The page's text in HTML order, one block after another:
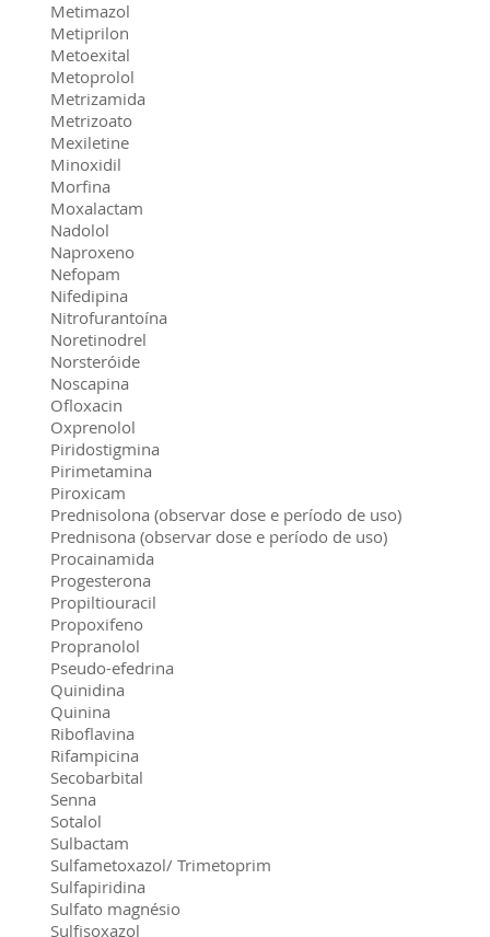
Metimazol
Metiprilon
Metoexital
Metoprolol
Metrizamida
Metrizoato
Mexiletine
Minoxidil
Morfina
Moxalactam
Nadolol
Naproxeno
Nefopam
Nifedipina
Nitrofurantoína
Noretinodrel
Norsteróide
Noscapina
Ofloxacin
Oxprenolol
Piridostigmina
Pirimetamina
Piroxicam
Prednisolona (observar dose e período de uso)
Prednisona (observar dose e período de uso)
Procainamida
Progesterona
Propiltiouracil
Propoxifeno
Propranolol
Pseudo-efedrina
Quinidina
Quinina
Riboflavina
Rifampicina
Secobarbital
Senna
Sotalol
Sulbactam
Sulfametoxazol/ Trimetoprim
Sulfapiridina
Sulfato magnésio
Sulfisoxazol